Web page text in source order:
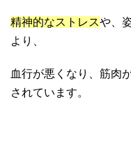
精神的なストレスや、
より、
血行が悪くなり、筋肉
されています。